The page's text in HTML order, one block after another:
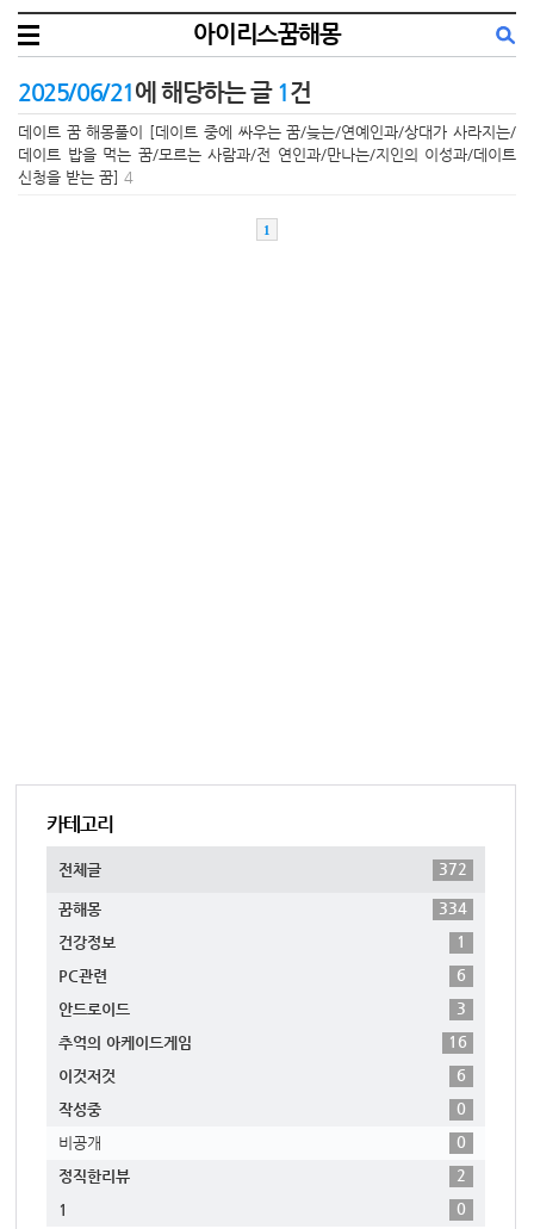
아이리스꿈해몽
2025/06/21에 해당하는 글 1건
데이트 꿈 해몽풀이 [데이트 중에 싸우는 꿈/늦는/연예인과/상대가 사라지는/
데이트 밥을 먹는 꿈/모르는 사람과/전 연인과/만나는/지인의 이성과/데이트
신청을 받는 꿈] 4
1
카테고리
전체글 372
꿈해몽
334
건강정보
1
PC관련
6
안드로이드
3
추억의 아케이드게임
16
이것저것
6
작성중
0
비공개
0
정직한리뷰
2
1
0